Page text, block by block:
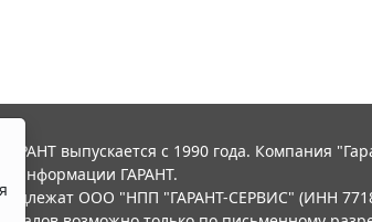
выпускается с 1990 года. Компания
информации ГАРАНТ.
ООО "НПП "ГАРАНТ-СЕРВИС" (ИНН